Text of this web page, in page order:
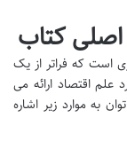
کتاب
است که فراتر از یک
علم اقتصاد ارائه می
به موارد زیر اشاره